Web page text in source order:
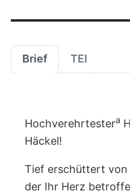
Brief TEI
Hochverehrtestera
Häckel!
Tief erschüttert von
der Ihr Herz